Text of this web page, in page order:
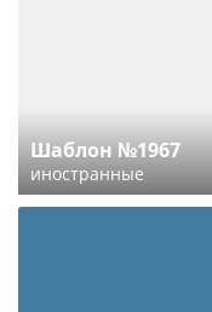
Шаблон №1967
иностранные